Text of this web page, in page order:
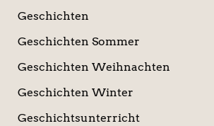
Geschichten
Geschichten Sommer
Geschichten Weihnachten
Geschichten Winter
Geschichtsunterricht